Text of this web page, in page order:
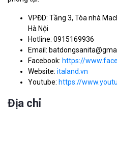
VPĐD: Tầng 3, Tòa nhà
Hà Nội
Hotline: 0915169936
Email:
Facebook: https://
Website: italand.vn
Youtube: https://
Địa chỉ